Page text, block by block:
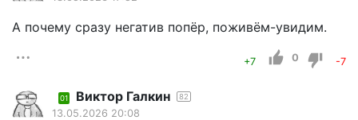
А почему сразу негатив попёр, поживём-увидим.
+7 0 -7
01 Виктор Галкин 82
13.05.2026 20:08